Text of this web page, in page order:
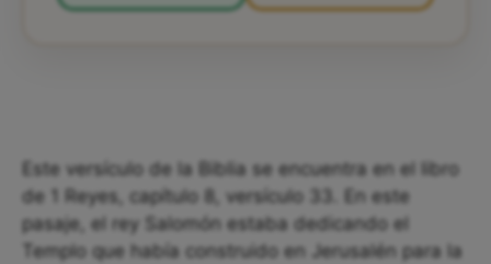
Este versículo de la Biblia se encuentra en el libro
de 1 Reyes, capítulo 8, versículo 33. En este
pasaje, el rey Salomón estaba dedicando el
Templo que había construido en Jerusalén para la